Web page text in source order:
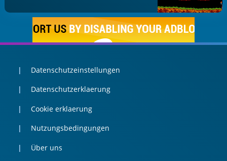
Datenschutzeinstellungen
Datenschutzerklaerung
Cookie erklaerung
Nutzungsbedingungen
Über uns